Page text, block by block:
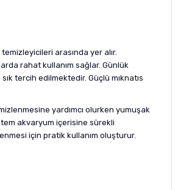
arasında yer alır.
rahat kullanım sağlar. Günlük
tercih edilmektedir. Güçlü mıknatıs
yardımcı olurken yumuşak
akvaryum içerisine sürekli
için pratik kullanım oluşturur.